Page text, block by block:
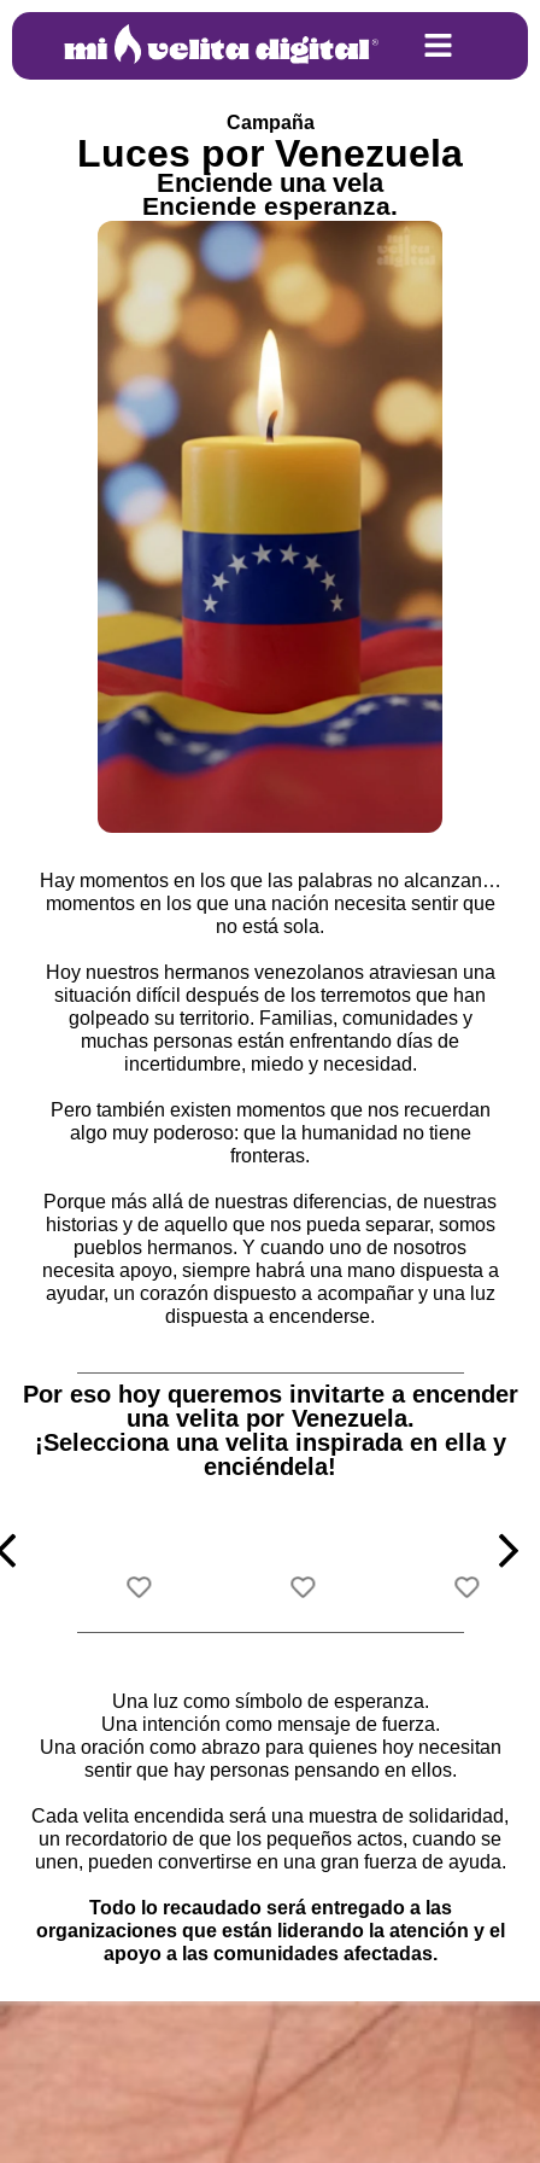
Campaña
Luces por Venezuela
Enciende una vela
Enciende esperanza.
Hay momentos en los que las palabras no alcanzan…
momentos en los que una nación necesita sentir que
no está sola.
Hoy nuestros hermanos venezolanos atraviesan una
situación difícil después de los terremotos que han
golpeado su territorio. Familias, comunidades y
muchas personas están enfrentando días de
incertidumbre, miedo y necesidad.
Pero también existen momentos que nos recuerdan
algo muy poderoso: que la humanidad no tiene
fronteras.
Porque más allá de nuestras diferencias, de nuestras
historias y de aquello que nos pueda separar, somos
pueblos hermanos. Y cuando uno de nosotros
necesita apoyo, siempre habrá una mano dispuesta a
ayudar, un corazón dispuesto a acompañar y una luz
dispuesta a encenderse.
Por eso hoy queremos invitarte a encender
una velita por Venezuela.
¡Selecciona una velita inspirada en ella y
enciéndela!
Una luz como símbolo de esperanza.
Una intención como mensaje de fuerza.
Una oración como abrazo para quienes hoy necesitan
sentir que hay personas pensando en ellos.
Cada velita encendida será una muestra de solidaridad,
un recordatorio de que los pequeños actos, cuando se
unen, pueden convertirse en una gran fuerza de ayuda.
Todo lo recaudado será entregado a las
organizaciones que están liderando la atención y el
apoyo a las comunidades afectadas.